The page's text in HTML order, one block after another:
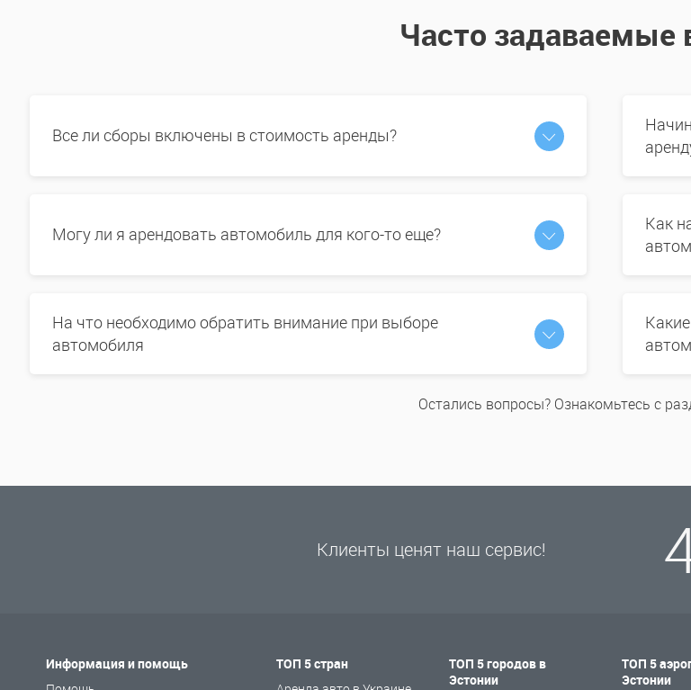
Часто задаваемые
Все ли сборы включены в стоимость аренды?
Могу ли я арендовать автомобиль для кого-то еще?
Как
На что необходимо обратить внимание при выборе
автомобиля
Остались вопросы? Ознакомьтесь с
Клиенты ценят наш сервис!
Информация и помощь
ТОП 5 стран
ТОП 5 городов в
Эстонии
ТОП 5
Эстонии